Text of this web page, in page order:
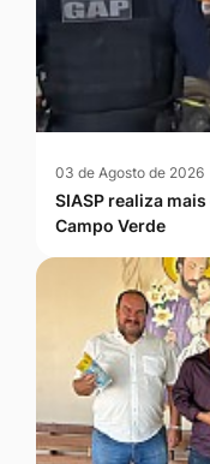
03 de Agosto de 2026
SIASP realiza
Campo Verde